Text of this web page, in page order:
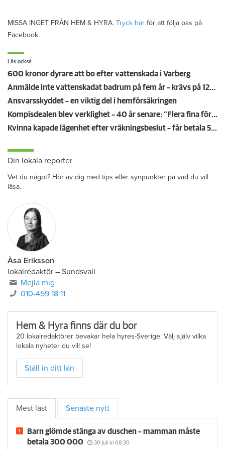
MISSA INGET FRÅN HEM & HYRA. Tryck här för att följa oss på
Facebook.
Läs också
600 kronor dyrare att bo efter vattenskada i Varberg
Anmälde inte vattenskadat badrum på fem år – krävs på 125 000 kronor
Ansvarsskyddet – en viktig del i hemförsäkringen
Kompisdealen blev verklighet – 40 år senare: "Flera fina fördelar med att dela bostad"
Kvinna kapade lägenhet efter vräkningsbeslut – får betala 50 000
Din lokala reporter
Vet du något? Hör av dig med tips eller synpunkter på vad du vill
läsa.
Åsa Eriksson
lokalredaktör – Sundsvall
Mejla mig
010-459 18 11
Hem & Hyra finns där du bor
20 lokalredaktörer bevakar hela hyres-Sverige. Välj själv vilka
lokala nyheter du vill se!
Ställ in ditt län
Mest läst Senaste nytt
Barn glömde stänga av duschen – mamman måste
betala 300 000
30 juli kl 08:30